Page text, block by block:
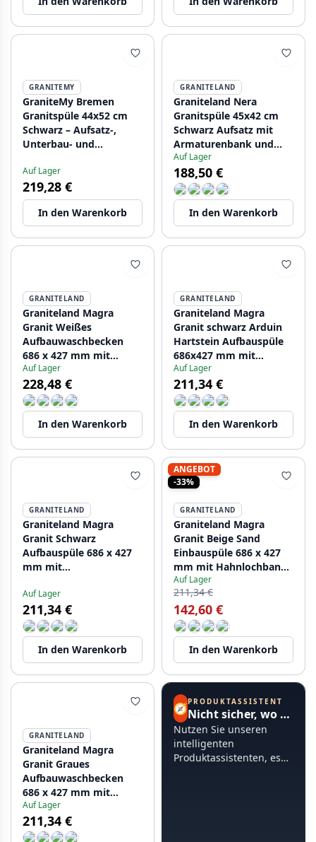
1208971843 1208971844
GRANITEMY
GraniteMy Bremen
Granitspüle 44x52 cm
Schwarz – Aufsatz-,
Unterbau- und
Armaturenbank und
Edelstahlstopfen
1208953861
Auf Lager
219,28 €
In den Warenkorb
GRANITELAND
Graniteland Nera
Granitspüle 45x42 cm
Schwarz Aufsatz mit
Armaturenbank und
Edelstahlstopfen
1208969985
Auf Lager
188,50 €
In den Warenkorb
GRANITELAND
Graniteland Magra
Granit Weißes
Aufbauwaschbecken
686 x 427 mm mit
Armaturenbank und
Edelstahlstopfen
1208970614
Auf Lager
228,48 €
In den Warenkorb
GRANITELAND
Graniteland Magra
Granit schwarz Arduin
Hartstein Aufbauspüle
686x427 mm mit
Kranlochbank und
Edelstahl-Stecker
1208970615
Auf Lager
211,34 €
In den Warenkorb
GRANITELAND
Graniteland Magra
Granit Schwarz
Aufbauspüle 686 x 427
mm mit
Edelstahlstopfen
1208970616
Auf Lager
211,34 €
In den Warenkorb
ANGEBOT
-33%
GRANITELAND
Graniteland Magra
Granit Beige Sand
Einbauspüle 686 x 427
mm mit Hahnlochbank
und Edelstahl-Stecker
1208970617
Auf Lager
211,34 €
142,60 €
In den Warenkorb
GRANITELAND
Graniteland Magra
Granit Graues
Aufbauwaschbecken
686 x 427 mm mit
Armaturenlochbank
und Edelstahlstopfen
1208970618
Auf Lager
211,34 €
🧭PRODUKTASSISTENT
Nicht sicher, wo Sie anfangen sollen?
Nutzen Sie unseren
intelligenten
Produktassistenten, es